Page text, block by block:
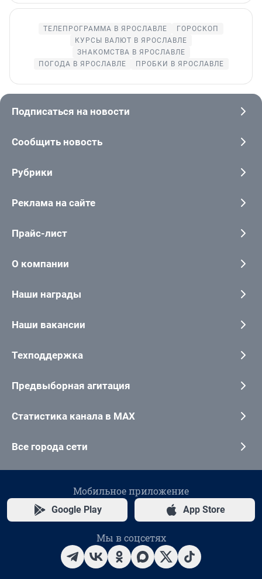
ТЕЛЕПРОГРАММА В ЯРОСЛАВЛЕ
ГОРОСКОП
КУРСЫ ВАЛЮТ В ЯРОСЛАВЛЕ
ЗНАКОМСТВА В ЯРОСЛАВЛЕ
ПОГОДА В ЯРОСЛАВЛЕ
ПРОБКИ В ЯРОСЛАВЛЕ
Подписаться на новости
Сообщить новость
Рубрики
Реклама на сайте
Прайс-лист
О компании
Наши награды
Наши вакансии
Техподдержка
Предвыборная агитация
Статистика канала в MAX
Все города сети
Мобильное приложение
Google Play App Store
Мы в соцсетях